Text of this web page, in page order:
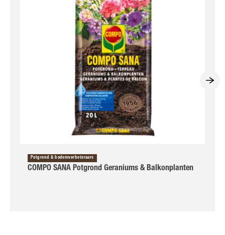
Potgrond & bodemverbeteraars
COMPO SANA Potgrond Geraniums & Balkonplanten